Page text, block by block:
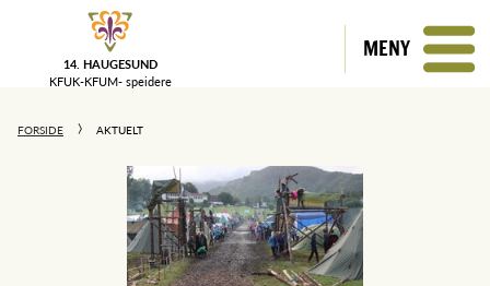
14. HAUGESUND
KFUK-KFUM- speidere
MENY
FORSIDE AKTUELT